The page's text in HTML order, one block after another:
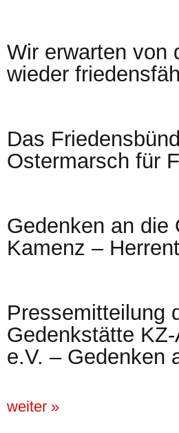
Wir erwarten von
wieder
Das
Ostermarsch für
Gedenken an die
Kamenz –
Pressemitteilung
Gedenkstätte
e.V. – Gedenken
weiter »